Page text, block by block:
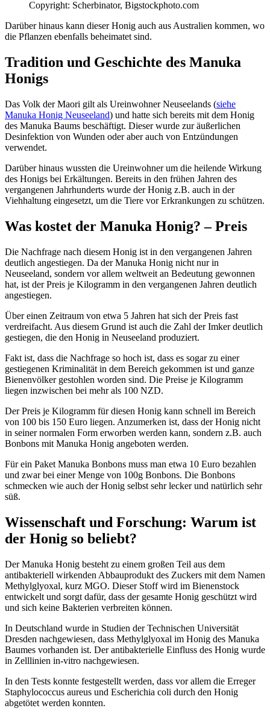
Copyright: Scherbinator, Bigstockphoto.com
Darüber hinaus kann dieser Honig auch aus Australien kommen, wo
die Pflanzen ebenfalls beheimatet sind.
Tradition und Geschichte des Manuka
Honigs
Das Volk der Maori gilt als Ureinwohner Neuseelands (siehe
Manuka Honig Neuseeland) und hatte sich bereits mit dem Honig
des Manuka Baums beschäftigt. Dieser wurde zur äußerlichen
Desinfektion von Wunden oder aber auch von Entzündungen
verwendet.
Darüber hinaus wussten die Ureinwohner um die heilende Wirkung
des Honigs bei Erkältungen. Bereits in den frühen Jahren des
vergangenen Jahrhunderts wurde der Honig z.B. auch in der
Viehhaltung eingesetzt, um die Tiere vor Erkrankungen zu schützen.
Was kostet der Manuka Honig? – Preis
Die Nachfrage nach diesem Honig ist in den vergangenen Jahren
deutlich angestiegen. Da der Manuka Honig nicht nur in
Neuseeland, sondern vor allem weltweit an Bedeutung gewonnen
hat, ist der Preis je Kilogramm in den vergangenen Jahren deutlich
angestiegen.
Über einen Zeitraum von etwa 5 Jahren hat sich der Preis fast
verdreifacht. Aus diesem Grund ist auch die Zahl der Imker deutlich
gestiegen, die den Honig in Neuseeland produziert.
Fakt ist, dass die Nachfrage so hoch ist, dass es sogar zu einer
gestiegenen Kriminalität in dem Bereich gekommen ist und ganze
Bienenvölker gestohlen worden sind. Die Preise je Kilogramm
liegen inzwischen bei mehr als 100 NZD.
Der Preis je Kilogramm für diesen Honig kann schnell im Bereich
von 100 bis 150 Euro liegen. Anzumerken ist, dass der Honig nicht
in seiner normalen Form erworben werden kann, sondern z.B. auch
Bonbons mit Manuka Honig angeboten werden.
Für ein Paket Manuka Bonbons muss man etwa 10 Euro bezahlen
und zwar bei einer Menge von 100g Bonbons. Die Bonbons
schmecken wie auch der Honig selbst sehr lecker und natürlich sehr
süß.
Wissenschaft und Forschung: Warum ist
der Honig so beliebt?
Der Manuka Honig besteht zu einem großen Teil aus dem
antibakteriell wirkenden Abbauprodukt des Zuckers mit dem Namen
Methylglyoxal, kurz MGO. Dieser Stoff wird im Bienenstock
entwickelt und sorgt dafür, dass der gesamte Honig geschützt wird
und sich keine Bakterien verbreiten können.
In Deutschland wurde in Studien der Technischen Universität
Dresden nachgewiesen, dass Methylglyoxal im Honig des Manuka
Baumes vorhanden ist. Der antibakterielle Einfluss des Honig wurde
in Zelllinien in-vitro nachgewiesen.
In den Tests konnte festgestellt werden, dass vor allem die Erreger
Staphylococcus aureus und Escherichia coli durch den Honig
abgetötet werden konnten.